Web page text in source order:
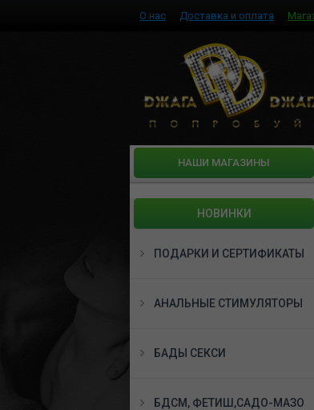
О нас Доставка и оплата
HАШИ МАГАЗИНЫ
НОВИНКИ
ПОДАРКИ И СЕРТИФИКАТЫ
АНАЛЬНЫЕ СТИМУЛЯТОРЫ
БАДЫ СЕКСИ
БДСМ, ФЕТИШ,САДО-МАЗО